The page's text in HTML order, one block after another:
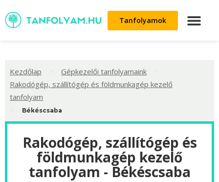
Tanfolyamok
Kezdőlap Gépkezelői tanfolyamaink
Rakodógép, szállítógép és földmunkagép kezelő
tanfolyam
Békéscsaba
Rakodógép, szállítógép és
földmunkagép kezelő
tanfolyam - Békéscsaba